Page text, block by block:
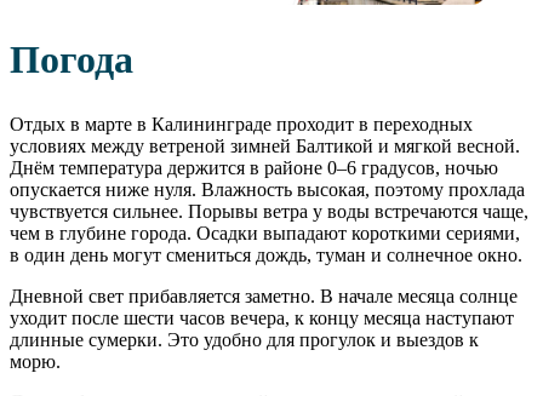
Погода
Отдых в марте в Калининграде проходит в переходных
условиях между ветреной зимней Балтикой и мягкой весной.
Днём температура держится в районе 0–6 градусов, ночью
опускается ниже нуля. Влажность высокая, поэтому прохлада
чувствуется сильнее. Порывы ветра у воды встречаются чаще,
чем в глубине города. Осадки выпадают короткими сериями,
в один день могут смениться дождь, туман и солнечное окно.
Дневной свет прибавляется заметно. В начале месяца солнце
уходит после шести часов вечера, к концу месяца наступают
длинные сумерки. Это удобно для прогулок и выездов к
морю.